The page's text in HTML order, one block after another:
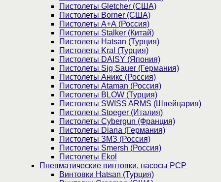
Пистолеты Gletcher (США)
Пистолеты Borner (США)
Пистолеты А+А (Россия)
Пистолеты Stalker (Китай)
Пистолеты Hatsan (Турция)
Пистолеты Kral (Турция)
Пистолеты DAISY (Япония)
Пистолеты Sig Sauer (Германия)
Пистолеты Аникс (Россия)
Пистолеты Ataman (Россия)
Пистолеты BLOW (Турция)
Пистолеты SWISS ARMS (Швейцария)
Пистолеты Stoeger (Италия)
Пистолеты Cybergun (Франция)
Пистолеты Diana (Германия)
Пистолеты ЗМЗ (Россия)
Пистолеты Smersh (Россия)
Пистолеты Ekol
Пневматические винтовки, насосы PCP
Винтовки Hatsan (Турция)